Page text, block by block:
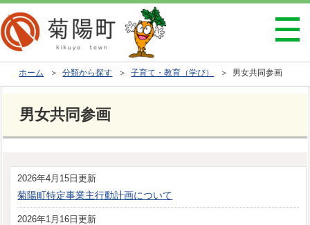
ホーム ＞分類から探す ＞子育て・教育（学び） ＞ 男女共同参画
男女共同参画
2026年4月15日更新
菊陽町特定事業主行動計画について
2026年1月16日更新